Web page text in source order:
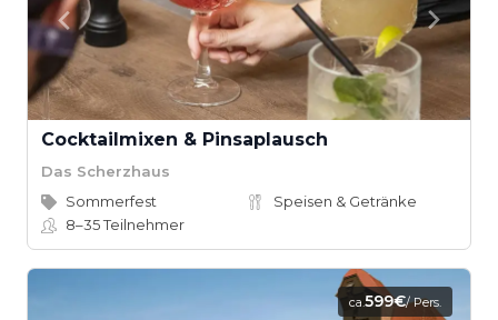
Cocktailmixen & Pinsaplausch
Das Scherzhaus
Sommerfest
Speisen & Getränke
8–35Teilnehmer
ca.599€/ Pers.